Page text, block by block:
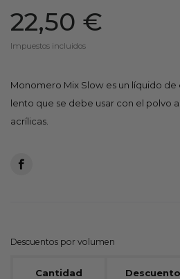
22,50 €
Impuestos incluidos
Monomero Mix Slow es un líquido
lento que se debe usar con el polvo
acrílicas.
Descuentos por volumen
Cantidad Descuento